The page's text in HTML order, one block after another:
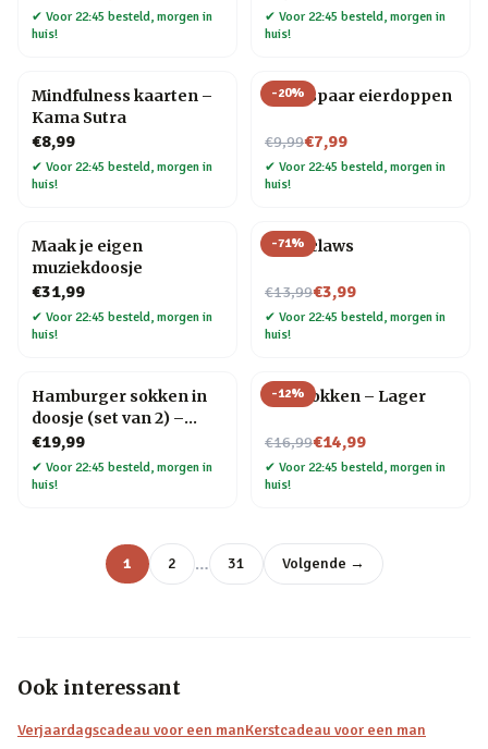
✔ Voor 22:45 besteld, morgen in
huis!
✔ Voor 22:45 besteld, morgen in
huis!
Mindfulness kaarten –
Kama Sutra
€8,99
✔ Voor 22:45 besteld, morgen in
huis!
-20%
Bruidspaar eierdoppen
€9,99
Nu voor€7,99
✔ Voor 22:45 besteld, morgen in
huis!
Maak je eigen
muziekdoosje
€31,99
✔ Voor 22:45 besteld, morgen in
huis!
-71%
Meat claws
€13,99
Nu voor€3,99
✔ Voor 22:45 besteld, morgen in
huis!
Hamburger sokken in
doosje (set van 2) –
Maat 41 t/m 45
€19,99
✔ Voor 22:45 besteld, morgen in
huis!
-12%
Bier sokken – Lager
€16,99
Nu voor€14,99
✔ Voor 22:45 besteld, morgen in
huis!
1 2 … 31 Volgende →
Ook interessant
Verjaardagscadeau voor een manKerstcadeau voor een man